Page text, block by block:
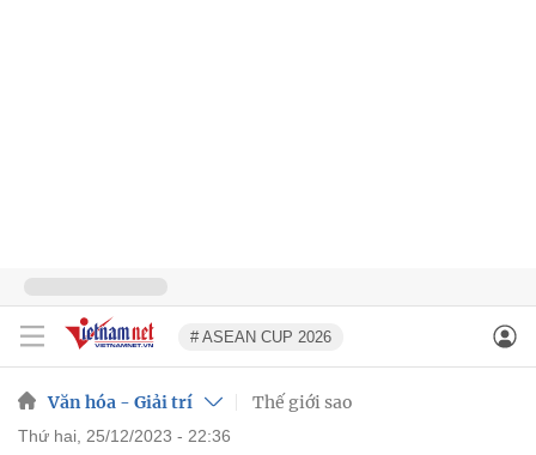
# ASEAN CUP 2026
Văn hóa - Giải trí Thế giới sao
thứ hai, 25/12/2023 - 22:36